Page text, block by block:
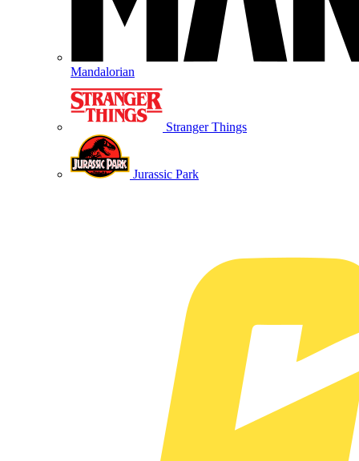
Mandalorian
Stranger Things
Jurassic Park